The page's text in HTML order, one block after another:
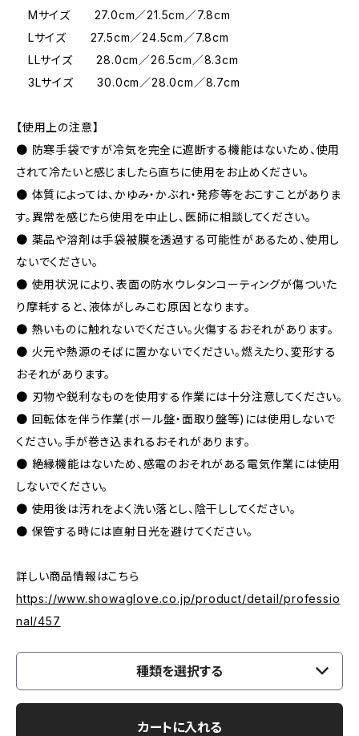
Mサイズ 27.0cm／21.5cm／7.8cm
Lサイズ 27.5cm／24.5cm／7.8cm
LLサイズ 28.0cm／26.5cm／8.3cm
3Lサイズ 30.0cm／28.0cm／8.7cm
【使用上の注意】
● 防寒手袋ですが冷気を完全に遮断する機能はないため、使用
されて冷たいと感じましたら直ちに使用をお止めください。
● 体質によっては、かゆみ・かぶれ・発疹等をおこすことがありま
す。異常を感じたら使用を中止し、医師に相談してください。
● 薬品や溶剤は手袋被膜を透過する可能性があるため、使用し
ないでください。
● 使用状況により、表面の防水ウレタンコーティングが傷ついた
り摩耗すると、液体がしみこむ原因となります。
● 熱いものに触れないでください。火傷するおそれがあります。
● 火元や熱源のそばに置かないでください。燃えたり、変形する
おそれがあります。
● 刃物や鋭利なものを使用する作業には十分注意してください。
● 回転体を伴う作業(ボール盤・面取り盤等)には使用しないで
ください。手が巻き込まれるおそれがあります。
● 絶縁機能はないため、感電のおそれがある電気作業には使用
しないでください。
● 使用後は汚れをよく洗い落とし、陰干ししてください。
● 保管する時には直射日光を避けてください。
詳しい商品情報はこちら
https://www.showaglove.co.jp/product/detail/professio
nal/457
種類を選択する
カートに入れる